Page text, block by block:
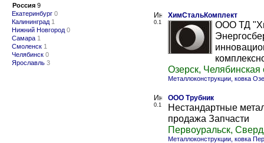
Россия 9
Екатеринбург 0
Калининград 1
Нижний Новгород 0
Самара 1
Смоленск 1
Челябинск 0
Ярославль 3
0.1
ХимCтальКомплект
ООО ТД
Озерск, Челябинская
Металлоконструкции, ковка
0.1
ООО Трубник
Нестандартные
продажа Запчасти
Первоуральск,
Металлоконструкции, ковка